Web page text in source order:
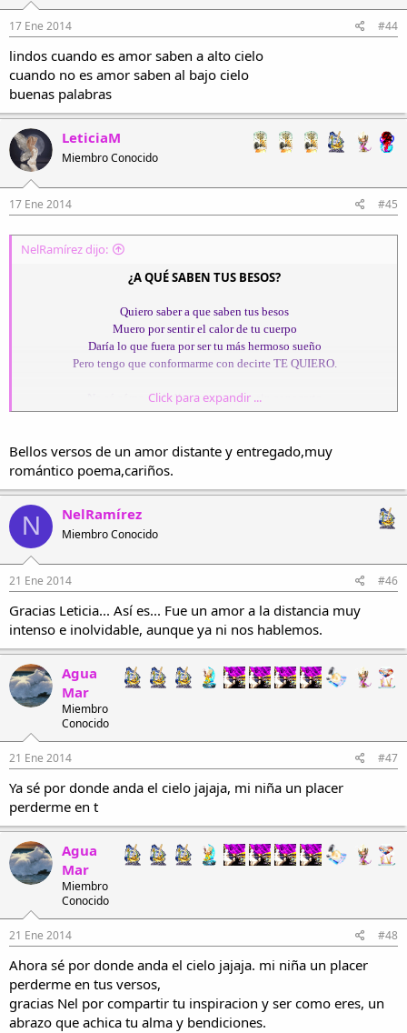
17 Ene 2014 #44
lindos cuando es amor saben a alto cielo
cuando no es amor saben al bajo cielo
buenas palabras
LeticiaM
Miembro Conocido
17 Ene 2014 #45
NelRamírez dijo:
¿A QUÉ SABEN TUS BESOS?
Quiero saber a que saben tus besos
Muero por sentir el calor de tu cuerpo
Daría lo que fuera por ser tu más hermoso sueño
Pero tengo que conformarme con decirte TE QUIERO.
No sé cómo pude llegar a quererte sin conocerte
No entiendo cómo puedo extrañarte sin tenerte
Para poder repetirte lo mucho que te quiero.
Tú siempre dudas de mis sentimientos
Aunque en el fondo sabes que por ti yo muero.
Porque por ti yo le robo hasta al cielo.
Click para expandir ...
Bellos versos de un amor distante y entregado,muy
romántico poema,cariños.
N NelRamírez
Miembro Conocido
21 Ene 2014 #46
Gracias Leticia... Así es... Fue un amor a la distancia muy
intenso e inolvidable, aunque ya ni nos hablemos.
Agua
Mar
Miembro
Conocido
21 Ene 2014 #47
Ya sé por donde anda el cielo jajaja, mi niña un placer
perderme en t
Agua
Mar
Miembro
Conocido
21 Ene 2014 #48
Ahora sé por donde anda el cielo jajaja. mi niña un placer
perderme en tus versos,
gracias Nel por compartir tu inspiracion y ser como eres, un
abrazo que achica tu alma y bendiciones.